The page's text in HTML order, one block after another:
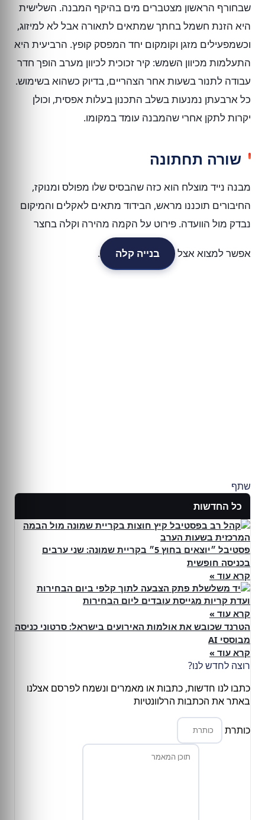
שבחורף הראשון מצטברים מים בהיקף המבנה. השלישית
היא הזנת חשמל בחתך שמתאים לתאורה אבל לא למיזוג,
וכשמפעילים מזגן וקומקום יחד המפסק קופץ. הרביעית היא
התעלמות מכיוון השמש: קיר זכוכית לכיוון מערב הופך חדר
עבודה לתנור בשעות אחר הצהריים, בדיוק כשהוא בשימוש.
כל ארבעתן נמנעות בשלב התכנון בעלות אפסית, וכולן
יקרות לתקן אחרי שהמבנה עומד במקומו.
שורה תחתונה
מבנה נייד מוצלח הוא כזה שהבסיס שלו מפולס ומנוקז,
החיבורים תוכננו מראש, הבידוד מתאים לאקלים והמיקום
נבדק מול הוועדה. פירוט על הקמה מהירה וקלה בחצר
אפשר למצוא אצל בנייה קלה .
שתף
כל החדשות
פסטיבל ״יוצאים בחוץ 5״ בקריית שמונה: שני ערבים
בכניסה חופשית
קרא עוד »
ועדת קריות מגייסת עובדים ליום הבחירות
קרא עוד »
הטרנד שכובש את אולמות האירועים בישראל: סרטוני כניסה
מבוססי AI
קרא עוד »
רוצה לחדש לנו?
כתבו לנו חדשות, כתבות או מאמרים ונשמח לפרסם אצלנו
באתר את הכתבות הרלוונטיות
כותרת